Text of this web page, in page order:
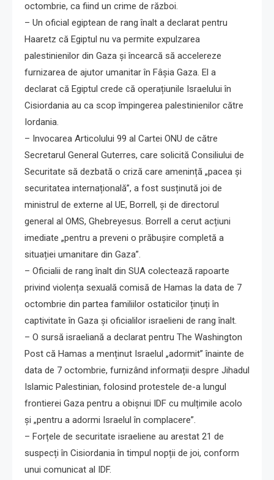
octombrie, ca fiind un crime de război.
– Un oficial egiptean de rang înalt a declarat pentru
Haaretz că Egiptul nu va permite expulzarea
palestinienilor din Gaza și încearcă să accelereze
furnizarea de ajutor umanitar în Fâșia Gaza. El a
declarat că Egiptul crede că operațiunile Israelului în
Cisiordania au ca scop împingerea palestinienilor către
Iordania.
– Invocarea Articolului 99 al Cartei ONU de către
Secretarul General Guterres, care solicită Consiliului de
Securitate să dezbată o criză care amenință „pacea și
securitatea internațională”, a fost susținută joi de
ministrul de externe al UE, Borrell, și de directorul
general al OMS, Ghebreyesus. Borrell a cerut acțiuni
imediate „pentru a preveni o prăbușire completă a
situației umanitare din Gaza”.
– Oficialii de rang înalt din SUA colectează rapoarte
privind violența sexuală comisă de Hamas la data de 7
octombrie din partea familiilor ostaticilor ținuți în
captivitate în Gaza și oficialilor israelieni de rang înalt.
– O sursă israeliană a declarat pentru The Washington
Post că Hamas a menținut Israelul „adormit” înainte de
data de 7 octombrie, furnizând informații despre Jihadul
Islamic Palestinian, folosind protestele de-a lungul
frontierei Gaza pentru a obișnui IDF cu mulțimile acolo
și „pentru a adormi Israelul în complacere”.
– Forțele de securitate israeliene au arestat 21 de
suspecți în Cisiordania în timpul nopții de joi, conform
unui comunicat al IDF.